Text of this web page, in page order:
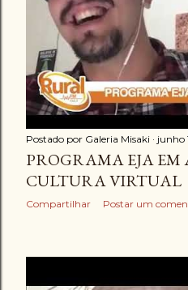
Postado por Galeria Misaki junho
PROGRAMA EJA EM
CULTURA VIRTUAL
Compartilhar Postar um